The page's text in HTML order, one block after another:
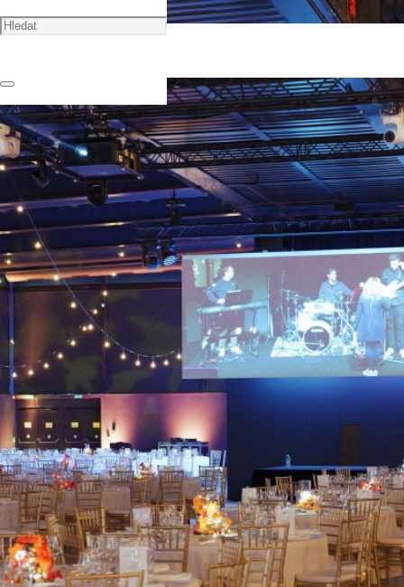
🏠
EPT Pocker stars
13.12.23
Vytvoření trasy 📍
Rezervujte si místo